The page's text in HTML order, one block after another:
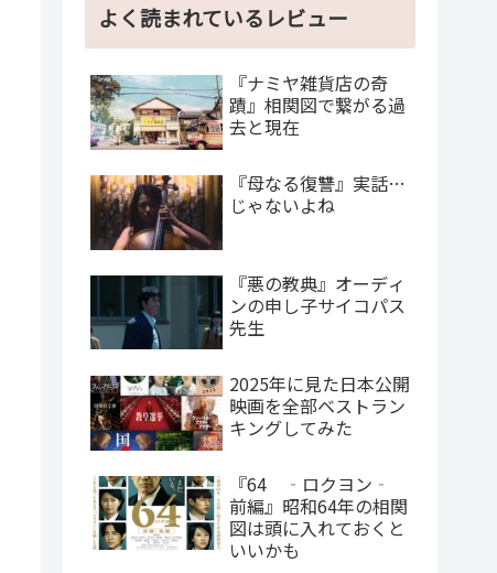
よく読まれているレビュー
『ナミヤ雑貨店の奇
蹟』相関図で繋がる過
去と現在
『母なる復讐』実話…
じゃないよね
『悪の教典』オーディ
ンの申し子サイコパス
先生
2025年に見た日本公開
映画を全部ベストラン
キングしてみた
『64 ‐ロクヨン‐
前編』昭和64年の相関
図は頭に入れておくと
いいかも